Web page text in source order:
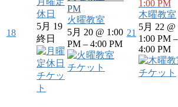
18
休日
5月 19
終日
チケッ
ト
PM
火曜教室
5月 20 @ 1:00
PM – 4:00 PM
チケット
21
1:00 PM
木曜教室
5月 22 @
1:00 PM –
4:00 PM
チケット